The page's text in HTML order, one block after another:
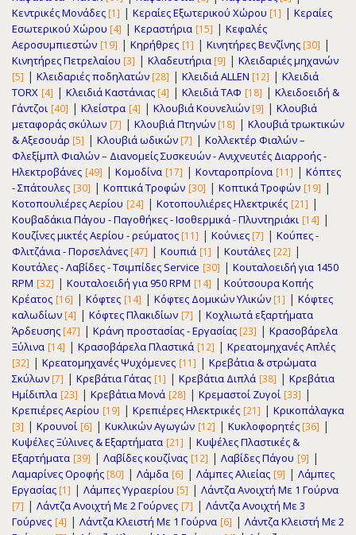
Κεντρικές Μονάδες [1] | Κεραίες Εξωτερικού Χώρου [1] | Κεραίες
Εσωτερικού Χώρου [4] | Κεραστήρια [15] | Κεφαλές
Αεροσυμπιεστών [19] | Κηρήθρες [1] | Κινητήρες Βενζίνης [30] |
Κινητήρες Πετρελαίου [3] | Κλαδευτήρια [9] | Κλειδαριές μηχανών
[5] | Κλειδαριές ποδηλατών [28] | Κλειδιά ALLEN [12] | Κλειδιά
TORX [4] | Κλειδιά Καστάνιας [4] | Κλειδιά ΤΑΦ [18] | Κλειδοειδή &
Γάντζοι [40] | Κλείστρα [4] | Κλουβιά Κουνελιών [9] | Κλουβιά
μεταφοράς σκύλων [7] | Κλουβιά Πτηνών [18] | Κλουβιά τρωκτικών
& Αξεσουάρ [5] | Κλουβιά ωδικών [7] | Κολλεκτέρ Φιαλών –
Φλεξίμπλ Φιαλών – Διανομείς Συσκευών - Ανιχνευτές Διαρροής -
Ηλεκτροβάνες [49] | Κομοδίνα [17] | Κονταροπρίονα [11] | Κόπτες
- Σπάτουλες [30] | Κοπτικά Τροφών [30] | Κοπτικά Τροφών [19] |
Κοτοπουλιέρες Αερίου [24] | Κοτοπουλιέρες Ηλεκτρικές [21] |
Κουβαδάκια Πάγου - Παγοθήκες - Ισοθερμικά - Πλυντηριάκι [14] |
Κουζίνες μικτές Αερίου - ρεύματος [11] | Κούνιες [7] | Κούπες -
Φλιτζάνια - Πορσελάνες [47] | Κουπιά [1] | Κουτάλες [22] |
Κουτάλες - Λαβίδες - Τσιμπίδες Service [30] | Κουταλοειδή για 1450
RPM [32] | Κουταλοειδή για 950 RPM [14] | Κούτσουρα Κοπής
Κρέατος [16] | Κόφτες [14] | Κόφτες Δομικών Υλικών [1] | Κόφτες
καλωδίων [4] | Κόφτες Πλακιδίων [7] | Κοχλιωτά εξαρτήματα
Άρδευσης [47] | Κράνη προστασίας - Εργασίας [23] | Κρασοβάρελα
Ξύλινα [14] | Κρασοβάρελα Πλαστικά [12] | Κρεατομηχανές Απλές
[32] | Κρεατομηχανές Ψυχόμενες [11] | Κρεβάτια & στρώματα
Σκύλων [7] | Κρεβάτια Γάτας [1] | Κρεβάτια Διπλά [38] | Κρεβάτια
Ημίδιπλα [23] | Κρεβάτια Μονά [28] | Κρεμαστοί Ζυγοί [33] |
Κρεπιέρες Αερίου [19] | Κρεπιέρες Ηλεκτρικές [21] | Κρικοπάλαγκα
[3] | Κρουνοί [6] | Κυκλικών Αγωγών [12] | Κυκλοφορητές [36] |
Κυψέλες Ξύλινες & Εξαρτήματα [21] | Κυψέλες Πλαστικές &
Εξαρτήματα [39] | Λαβίδες κουζίνας [12] | Λαβίδες Πάγου [9] |
Λαμαρίνες Οροφής [80] | Λάμδα [6] | Λάμπες Αλιείας [9] | Λάμπες
Εργασίας [1] | Λάμπες Υγραερίου [5] | Λάντζα Ανοιχτή Με 1 Γούρνα
[7] | Λάντζα Ανοιχτή Με 2 Γούρνες [7] | Λάντζα Ανοιχτή Με 3
Γούρνες [4] | Λάντζα Κλειστή Με 1 Γούρνα [6] | Λάντζα Κλειστή Με 2